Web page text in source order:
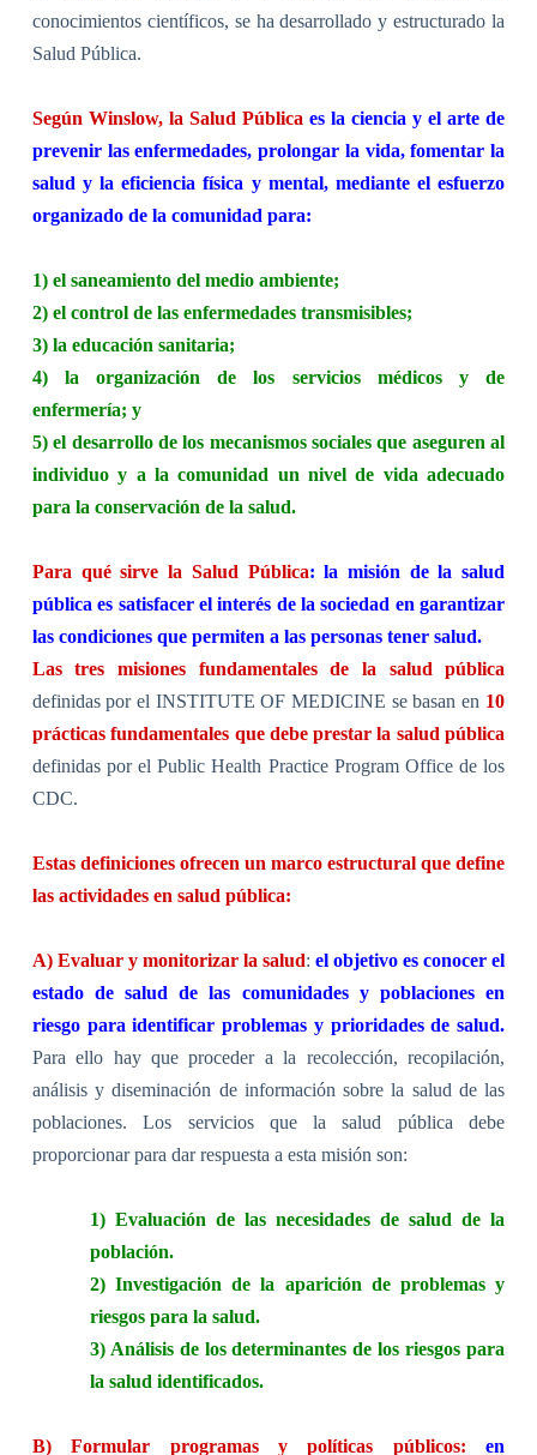
conocimientos científicos, se ha desarrollado y estructurado la
Salud Pública.
Según Winslow, la Salud Pública es la ciencia y el arte de
prevenir las enfermedades, prolongar la vida, fomentar la
salud y la eficiencia física y mental, mediante el esfuerzo
organizado de la comunidad para:
1) el saneamiento del medio ambiente;
2) el control de las enfermedades transmisibles;
3) la educación sanitaria;
4) la organización de los servicios médicos y de
enfermería; y
5) el desarrollo de los mecanismos sociales que aseguren al
individuo y a la comunidad un nivel de vida adecuado
para la conservación de la salud.
Para qué sirve la Salud Pública: la misión de la salud
pública es satisfacer el interés de la sociedad en garantizar
las condiciones que permiten a las personas tener salud.
Las tres misiones fundamentales de la salud pública
definidas por el INSTITUTE OF MEDICINE se basan en 10
prácticas fundamentales que debe prestar la salud pública
definidas por el Public Health Practice Program Office de los
CDC.
Estas definiciones ofrecen un marco estructural que define
las actividades en salud pública:
A) Evaluar y monitorizar la salud:el objetivo es conocer el
estado de salud de las comunidades y poblaciones en
riesgo para identificar problemas y prioridades de salud.
Para ello hay que proceder a la recolección, recopilación,
análisis y diseminación de información sobre la salud de las
poblaciones. Los servicios que la salud pública debe
proporcionar para dar respuesta a esta misión son:
1) Evaluación de las necesidades de salud de la
población.
2) Investigación de la aparición de problemas y
riesgos para la salud.
3) Análisis de los determinantes de los riesgos para
la salud identificados.
B) Formular programas y políticas públicos:
en